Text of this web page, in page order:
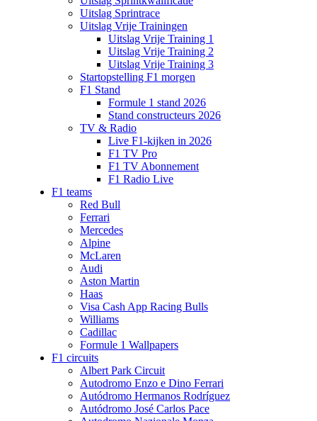
Uitslag Sprintrace
Uitslag Vrije Trainingen
Uitslag Vrije Training 1
Uitslag Vrije Training 2
Uitslag Vrije Training 3
Startopstelling F1 morgen
F1 Stand
Formule 1 stand 2026
Stand constructeurs 2026
TV & Radio
Live F1-kijken in 2026
F1 TV Pro
F1 TV Abonnement
F1 Radio Live
F1 teams
Red Bull
Ferrari
Mercedes
Alpine
McLaren
Audi
Aston Martin
Haas
Visa Cash App Racing Bulls
Williams
Cadillac
Formule 1 Wallpapers
F1 circuits
Albert Park Circuit
Autodromo Enzo e Dino Ferrari
Autódromo Hermanos Rodríguez
Autódromo José Carlos Pace